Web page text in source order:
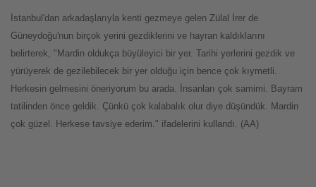
İstanbul'dan arkadaşlarıyla kenti gezmeye gelen Zülal İrer de
Güneydoğu'nun birçok yerini gezdiklerini ve hayran kaldıklarını
belirterek, "Mardin oldukça büyüleyici bir yer. Tarihi yerlerini gezdik ve
yürüyerek de gezilebilecek bir yer olduğu için bence çok kıymetli.
Herkesin gelmesini öneriyorum bu arada. İnsanları çok samimi. Bayram
tatilinden önce geldik. Çünkü çok kalabalık olur diye düşündük. Mardin
çok güzel. Herkese tavsiye ederim." ifadelerini kullandı. (AA)